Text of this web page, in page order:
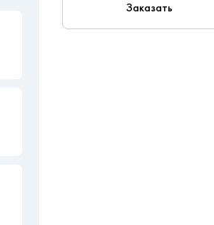
Заказать